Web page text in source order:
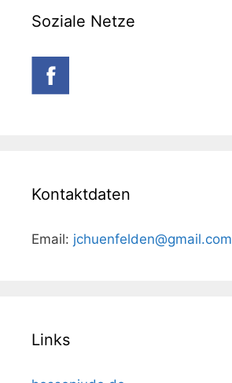
Soziale Netze
Kontaktdaten
Email: jchuenfelden@gmail.com
Links